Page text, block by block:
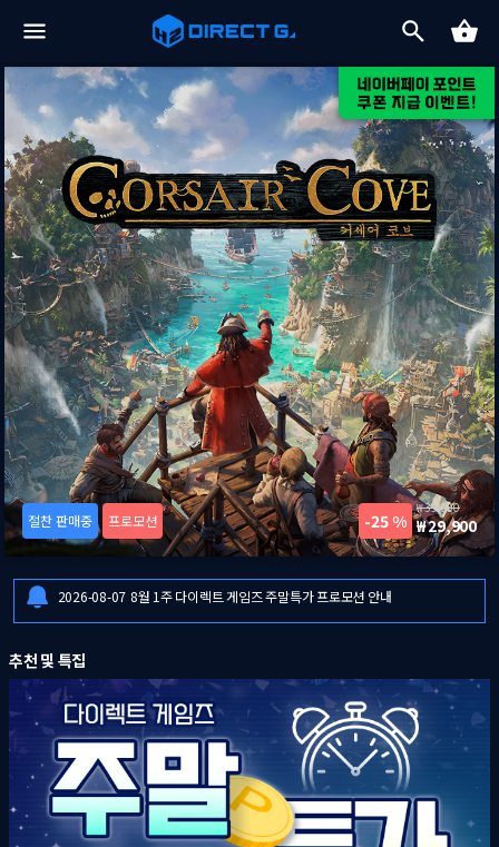
절찬 판매중 프로모션 25 %
39,900
29,900
2026-08-06 [드래곤즈 도그마 2: 다크 어리즌 한국어판] 예약판매 안내
2026-08-06 일부 금융기관 점검으로 인한 결제 시스템 이용 제한 안내
2026-08-07 8월 1주 다이렉트 게임즈 주말특가 프로모션 안내
2026-08-06
2026-08-07 8월 1주 다이렉트 게임즈 주말특가 프로모션 안내
2026-08-06 [드래곤즈 도그마 2: 다크 어리즌 한국어판] 예약판매 안내
추천 및 특집